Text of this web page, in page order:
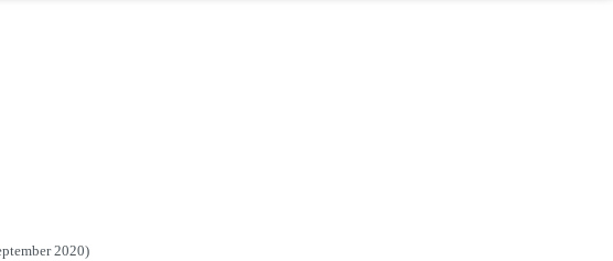
2020)